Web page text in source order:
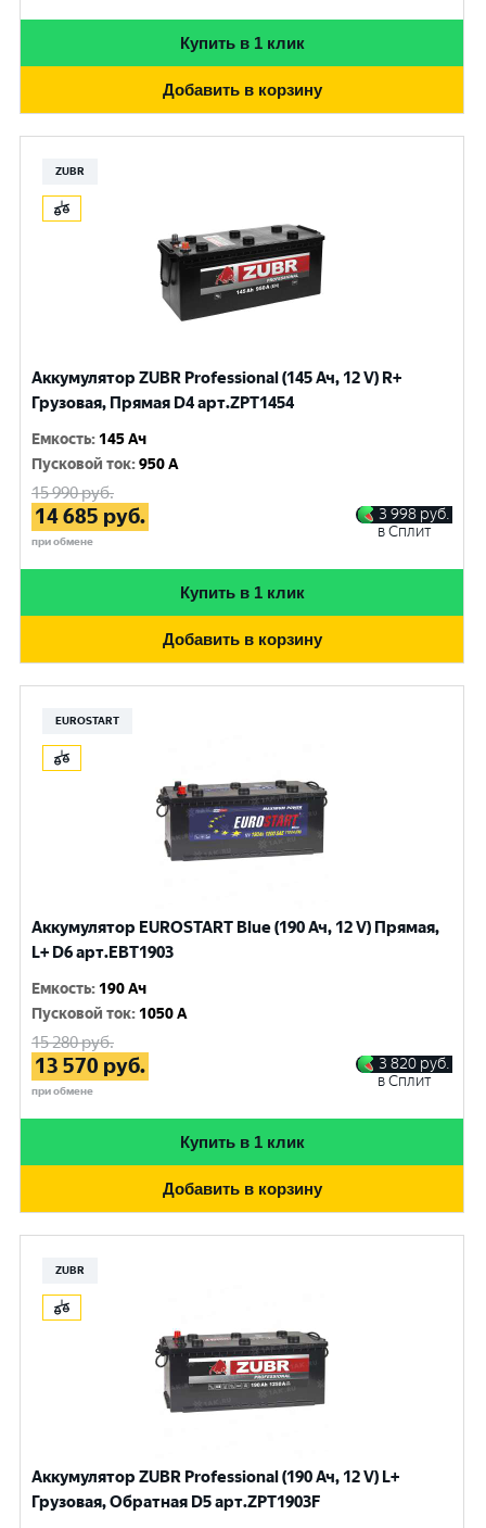
Купить в 1 клик
Добавить в корзину
ZUBR
Аккумулятор ZUBR Professional (145 Ач, 12 V) R+
Грузовая, Прямая D4 арт.ZPT1454
Емкость: 145 Ач
Пусковой ток:950 A
15 990руб.
14 685 руб.
при обмене
3 998 руб.
в Сплит
Купить в 1 клик
Добавить в корзину
EUROSTART
Аккумулятор EUROSTART Blue (190 Ач, 12 V) Прямая,
L+ D6 арт.EBT1903
Емкость: 190 Ач
Пусковой ток: 1050 A
15 280руб.
13 570 руб.
при обмене
3 820 руб.
в Сплит
Купить в 1 клик
Добавить в корзину
ZUBR
Аккумулятор ZUBR Professional (190 Ач, 12 V) L+
Грузовая, Обратная D5 арт.ZPT1903F